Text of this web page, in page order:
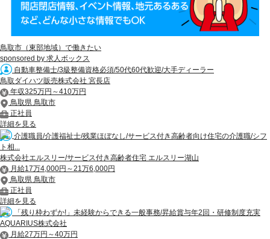
鳥取市（東部地域）で働きたい
sponsored by 求人ボックス
自動車整備士/3級整備資格必須/50代60代歓迎/大手ディーラー
鳥取ダイハツ販売株式会社 宮長店
年収325万円～410万円
鳥取県 鳥取市
正社員
詳細を見る
介護職員/介護福祉士/残業ほぼなし/サービス付き高齢者向け住宅の介護職/シフ
ト相...
株式会社エルスリー/サービス付き高齢者住宅 エルスリー湖山
月給17万4,000円～21万6,000円
鳥取県 鳥取市
正社員
詳細を見る
「残り枠わずか!」未経験からできる一般事務/昇給賞与年2回・研修制度充実
AQUARIUS株式会社
月給27万円～40万円